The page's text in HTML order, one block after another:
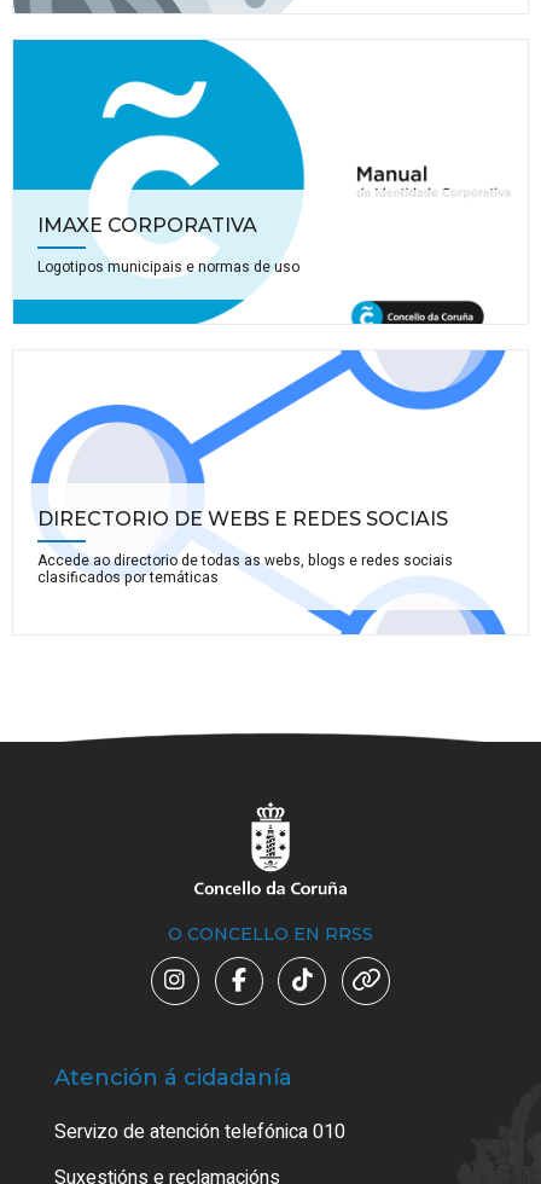
IMAXE CORPORATIVA
Logotipos municipais e normas de uso
DIRECTORIO DE WEBS E REDES SOCIAIS
Accede ao directorio de todas as webs, blogs e redes sociais
clasificados por temáticas
O CONCELLO EN RRSS
Atención á cidadanía
Servizo de atención telefónica 010
Suxestións e reclamacións